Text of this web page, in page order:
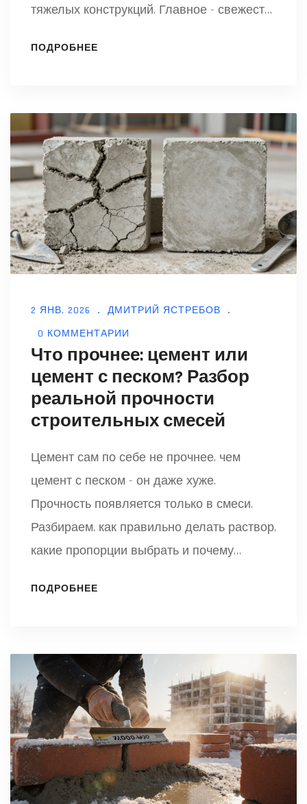
тяжелых конструкций. Главное - свежесть,
ПОДРОБНЕЕ
2 ЯНВ, 2026
ДМИТРИЙ ЯСТРЕБОВ
0 КОММЕНТАРИИ
Что прочнее: цемент или
цемент с песком? Разбор
реальной прочности
строительных смесей
Цемент сам по себе не прочнее, чем
цемент с песком - он даже хуже.
Прочность появляется только в смеси.
Разбираем, как правильно делать раствор,
какие пропорции выбрать и почему
ПОДРОБНЕЕ